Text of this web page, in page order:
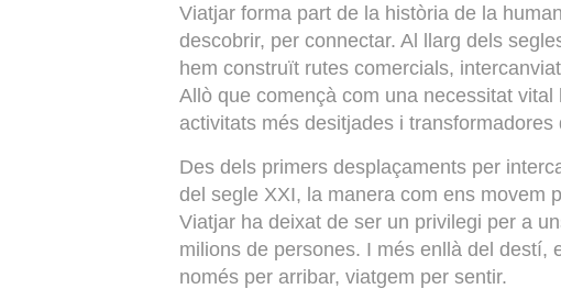
Viatjar forma part de la història de la
descobrir, per connectar. Al llarg dels
hem construït rutes comercials,
Allò que començà com una necessitat
activitats més desitjades i transformadores
Des dels primers desplaçaments per
del segle XXI, la manera com ens movem
Viatjar ha deixat de ser un privilegi per a
milions de persones. I més enllà del destí,
només per arribar, viatgem per sentir.